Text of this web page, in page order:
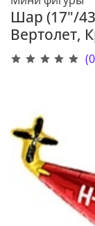
Шар (17"/
Вертолет,